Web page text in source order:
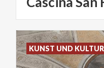
KUNST UND KULTUR